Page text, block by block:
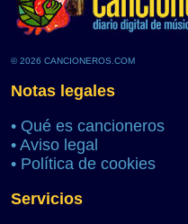
© 2026 CANCIONEROS.COM
Notas legales
• Qué es cancioneros
• Aviso legal
• Política de cookies
Servicios